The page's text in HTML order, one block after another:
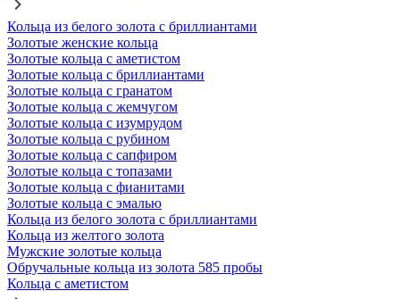
Кольца из белого золота с бриллиантами
Золотые женские кольца
Золотые кольца с аметистом
Золотые кольца с бриллиантами
Золотые кольца с гранатом
Золотые кольца с жемчугом
Золотые кольца с изумрудом
Золотые кольца с рубином
Золотые кольца с сапфиром
Золотые кольца с топазами
Золотые кольца с фианитами
Золотые кольца с эмалью
Кольца из белого золота с бриллиантами
Кольца из желтого золота
Мужские золотые кольца
Обручальные кольца из золота 585 пробы
Кольца с аметистом